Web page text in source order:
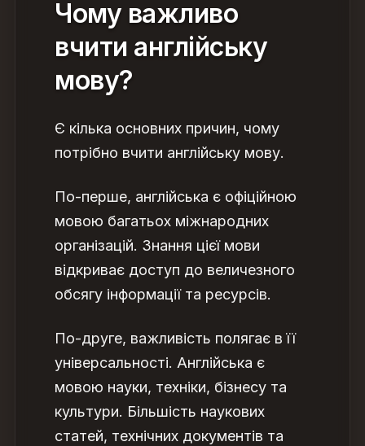
Чому важливо
вчити англійську
мову?
Є кілька основних причин, чому
потрібно вчити англійську мову.
По-перше, англійська є офіційною
мовою багатьох міжнародних
організацій. Знання цієї мови
відкриває доступ до величезного
обсягу інформації та ресурсів.
По-друге, важливість полягає в її
універсальності. Англійська є
мовою науки, техніки, бізнесу та
культури. Більшість наукових
статей, технічних документів та